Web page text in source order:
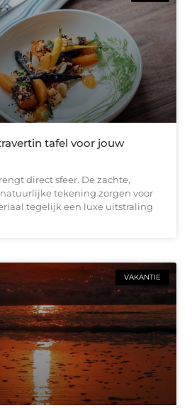
tafel voor jouw
direct sfeer. De zachte,
tekening zorgen voor
tegelijk een luxe uitstraling
VAKANTIE